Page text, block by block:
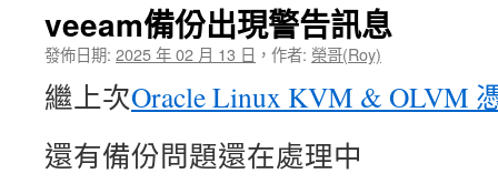
veeam備份出現警告訊息
發佈日期: 2025 年 02 月 13 日 ， 作者: 榮哥(Roy)
繼上次Oracle Linux KVM & OLVM
還有備份問題還在處理中